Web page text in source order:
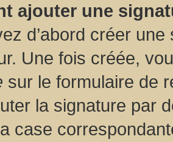
ajouter une
d’abord créer
Une fois créée,
sur le formulaire de
la signature par
case